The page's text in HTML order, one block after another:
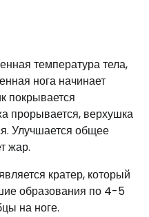
температура тела,
нога начинает
покрывается
прорывается, верхушка
Улучшается общее
жар.
кратер, который
образования по 4-5
на ноге.